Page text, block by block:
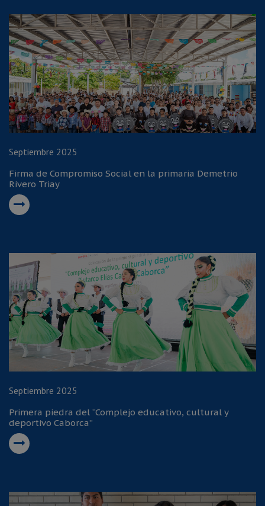
Septiembre 2025
Firma de Compromiso Social en la primaria Demetrio
Rivero Triay
Septiembre 2025
Primera piedra del “Complejo educativo, cultural y
deportivo Caborca”